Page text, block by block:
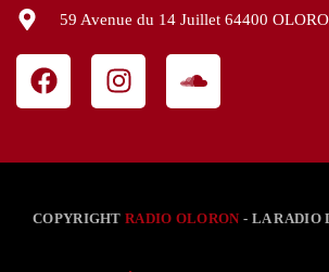
59 Avenue du 14 Juillet 64400
COPYRIGHTRADIO OLORON - LA RADIO